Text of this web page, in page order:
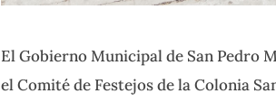
El Gobierno Municipal de San Pedro
el Comité de Festejos de la Colonia